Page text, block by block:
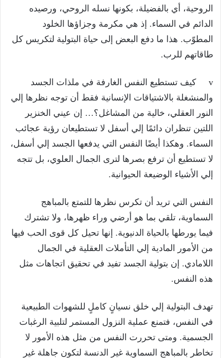
الروحية، أي بالفضيلة، بكونها نسله الروحي، ورصيده
الدائم في السماء. إذ هي مكرمة وجزاؤها الخلود
المطوّب. هذا ما دفع البعض إلى حياة البتولية لتكريس كل
طاقاتهم للرب.
v كيف تستطيع النفس الغارفة في ملذات الجسد
والمنشغلة بالاشتياقات الإنسانية فقط أن توجه نظرها إلي
النور العقلي، خالية من المشاغل؟… إن عيني الخنزير
اللتين تنظران دائمًا إلي أسفل لا تستطيعان رؤية عجائب
السماء. وهكذا أيضًا النفس التي يدفعها الجسد إلي أسفل،
لا تستطيع أن ترفع بصرها لترى الجمال العلوي، بل تتجه
إلي الأشياء الوضيعة الحيوانية.
النفس التي تريد أن تكرس نظرها للتمتع بالمباهج
السماوية، تلقي بما هو أرضي وراء ظهرها، ولا تشترك
فيما يورطها بالحياة الدنيوية. إنها تحيل كل قوى الحب فيها
من الأمور المادية إلي التأملات العقلية في الجمال
اللامادي. إن بتولية الجسد تفيد في تحقيق اتجاهات مثل
هذه النفس.
تهدف البتولية إلي خلق نسيانٍ كاملٍ للشهوات الطبيعية
في النفس، فتمنع عملية النزول المستمر لتلبية الرغبات
الجسمية. ومتى تحررت النفس من مثل هذه الأمور لا
تخاطر بالمباهج السماوية غير الدنسة لتكون جاهلة غير